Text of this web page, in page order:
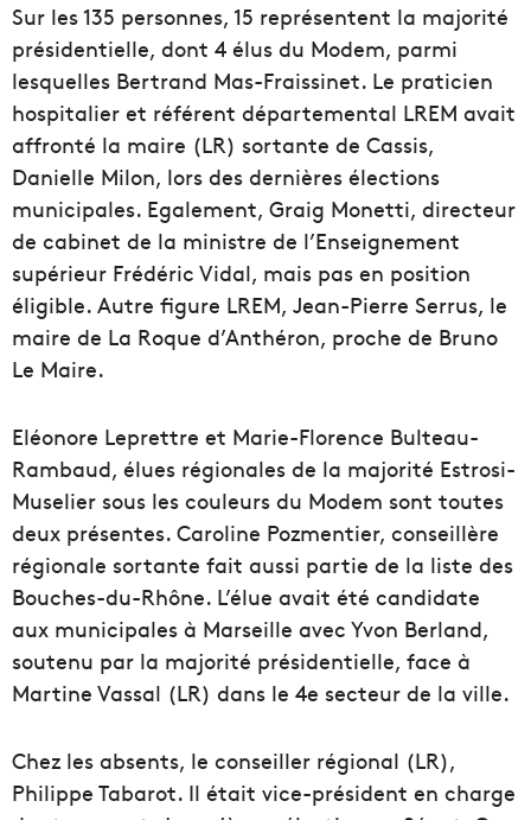
Sur les 135 personnes, 15 représentent la majorité
présidentielle, dont 4 élus du Modem, parmi
lesquelles Bertrand Mas-Fraissinet. Le praticien
hospitalier et référent départemental LREM avait
affronté la maire (LR) sortante de Cassis,
Danielle Milon, lors des dernières élections
municipales. Egalement, Graig Monetti, directeur
de cabinet de la ministre de l’Enseignement
supérieur Frédéric Vidal, mais pas en position
éligible. Autre figure LREM, Jean-Pierre Serrus, le
maire de La Roque d’Anthéron, proche de Bruno
Le Maire.
Eléonore Leprettre et Marie-Florence Bulteau-
Rambaud, élues régionales de la majorité Estrosi-
Muselier sous les couleurs du Modem sont toutes
deux présentes. Caroline Pozmentier, conseillère
régionale sortante fait aussi partie de la liste des
Bouches-du-Rhône. L’élue avait été candidate
aux municipales à Marseille avec Yvon Berland,
soutenu par la majorité présidentielle, face à
Martine Vassal (LR) dans le 4e secteur de la ville.
Chez les absents, le conseiller régional (LR),
Philippe Tabarot. Il était vice-président en charge